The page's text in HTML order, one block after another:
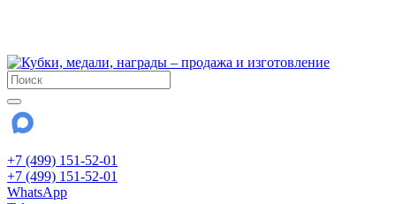
+7 (499) 151-52-01
+7 (499) 151-52-01
WhatsApp